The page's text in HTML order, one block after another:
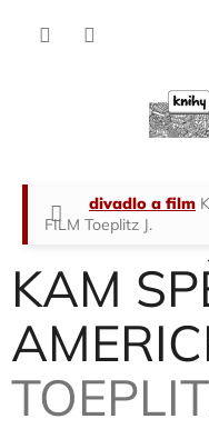
Domů
divadlo a film
FILM Toeplitz J.
KAM